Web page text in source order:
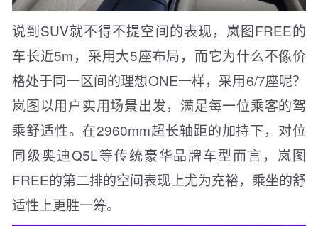
说到SUV就不得不提空间的表现，岚图FREE的
车长近5m，采用大5座布局，而它为什么不像价
格处于同一区间的理想ONE一样，采用6/7座呢？
岚图以用户实用场景出发，满足每一位乘客的驾
乘舒适性。在2960mm超长轴距的加持下，对位
同级奥迪Q5L等传统豪华品牌车型而言，岚图
FREE的第二排的空间表现上尤为充裕，乘坐的舒
适性上更胜一筹。